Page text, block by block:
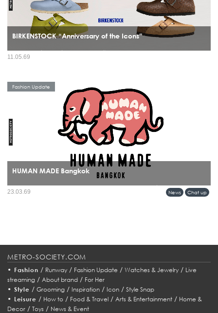
BIRKENSTOCK “Anniversary of the Icons”
มีรองเท้าไม่กี่แบรนด์ที่สามารถข้ามผ่านทั้งยุคสมัย เทรนด์ และวัฒนธรรมได้โดยยังดู
11.05.69
HUMAN MADE Bangkok
บางแบรนด์ไม่ได้แค่เปิดร้านใหม่ แต่กำลัง “วางหมุด” ลงบนแผนที่วัฒนธรรมของเมือง
และการมาถึงของ HUMAN MADE ในกรุงเทพฯ ก็เป็นหนึ่งในโมเมนต์แบบนั้นอย่าง
Fashion Update
News Chat up
23.03.69
METRO-SOCIETY.COM
• Fashion / Runway/ Fashion Update / Watches & Jewelry/ Live
streaming / About brand / For Her
• Style / Grooming/ Inspiration/ Icon/ Style Snap
• Leisure / How to/ Food & Travel/ Arts & Entertainment/ Home &
Decor / Toys / News & Event